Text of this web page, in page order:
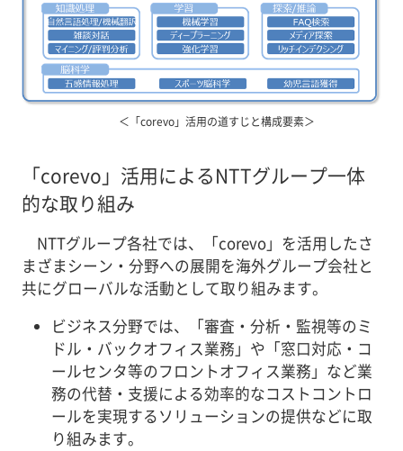
＜「corevo」活用の道すじと構成要素＞
「corevo」活用によるNTTグループ一体
的な取り組み
NTTグループ各社では、「corevo」を活用したさ
まざまシーン・分野への展開を海外グループ会社と
共にグローバルな活動として取り組みます。
ビジネス分野では、「審査・分析・監視等のミ
ドル・バックオフィス業務」や「窓口対応・コ
ールセンタ等のフロントオフィス業務」など業
務の代替・支援による効率的なコストコントロ
ールを実現するソリューションの提供などに取
り組みます。